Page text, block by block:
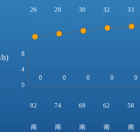
h)
26 28 30 32 33
82 74 68 62 58
南 南 南 南 南